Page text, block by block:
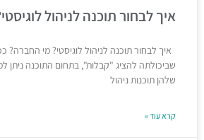
איך לבחור תוכנה לניהול לוגיסטי?
איך לבחור תוכנה לניהול לוגיסטי? מי החברה?
שביכולתה להציג "קבלות", בתחום התוכנה ניתן
שלהן תוכנות ניהול
קרא עוד »